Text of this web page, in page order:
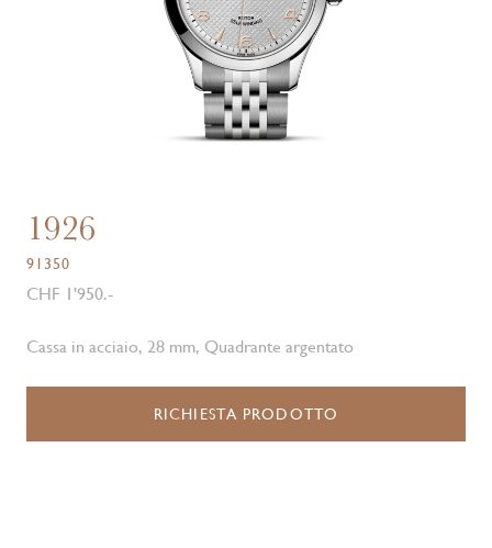
1926
91350
CHF 1'950.-
Cassa in acciaio, 28 mm, Quadrante argentato
RICHIESTA PRODOTTO